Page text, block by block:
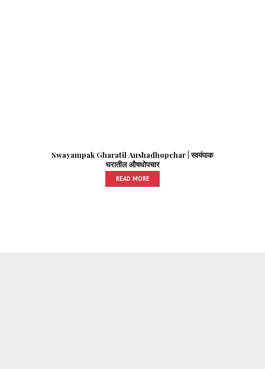
Swayampak Gharatil Aushadhopchar | स्वयंपाक
घरातील औषधोपचार
READ MORE